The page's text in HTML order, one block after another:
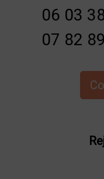
06 03
07 82